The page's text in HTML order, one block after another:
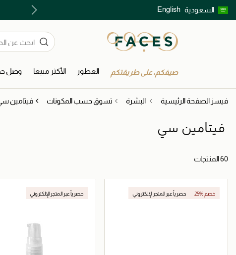
السعودية English
اكتشفوا خدمات الجمال المختارة بعناية
صيفكم، على طريقتكم العطور الأكثر مبيعا وصل
فيسز الصفحة الرئيسية البشرة تسوق حسب المكونات فيتامين
فيتامين سي
60 المنتجات
25% خصم حصرياً عبر المتجر الإلكتروني حصرياً عبر المتجر الإلكتروني